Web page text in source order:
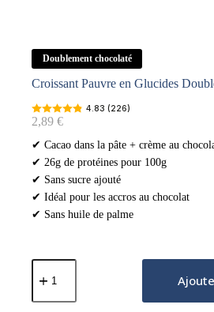
Doublement chocolaté
Croissant Pauvre en Glucides
4.83 (226)
2,89 €
✔ Cacao dans la pâte + crème au
✔ 26g de protéines pour 100g
✔ Sans sucre ajouté
✔ Idéal pour les accros au chocolat
✔ Sans huile de palme
quantité
de
Pauvre